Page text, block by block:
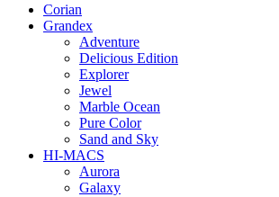
Corian
Grandex
Adventure
Delicious Edition
Explorer
Jewel
Marble Ocean
Pure Color
Sand and Sky
HI-MACS
Aurora
Galaxy